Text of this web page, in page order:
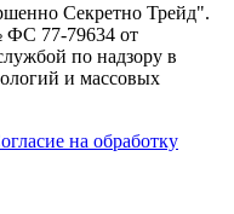
Секретно Трейд".
ФС 77-79634 от
по надзору в
и массовых
на обработку